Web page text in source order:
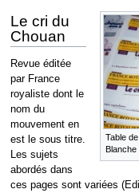
Table
Blanche
Le cri du
Chouan
Revue éditée
par France
royaliste dont le
nom du
mouvement en
est le sous titre.
Les sujets
abordés dans
ces pages sont variées